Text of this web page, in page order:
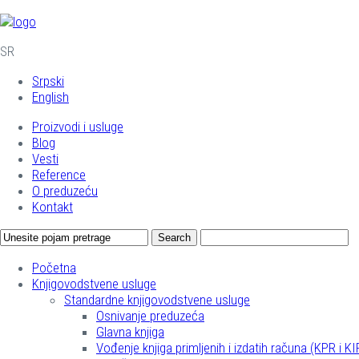
SR
Srpski
English
Proizvodi i usluge
Blog
Vesti
Reference
O preduzeću
Kontakt
Početna
Knjigovodstvene usluge
Standardne knjigovodstvene usluge
Osnivanje preduzeća
Glavna knjiga
Vođenje knjiga primljenih i izdatih računa (KPR i